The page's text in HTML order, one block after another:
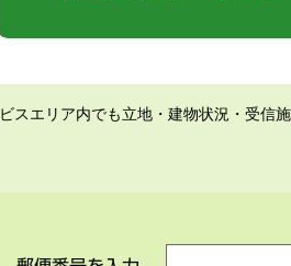
スエリア内でも立地・建物状況・受信